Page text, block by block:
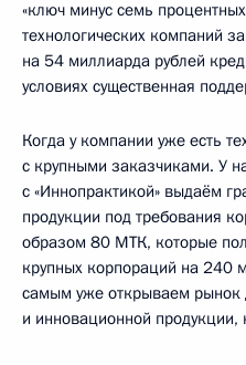
«ключ минус семь
технологических компаний
на 54 миллиарда рублей
условиях существенная
Когда у компании уже есть
с крупными заказчиками. У
с «Иннопрактикой» выдаём
продукции под требования
образом 80 МТК, которые
крупных корпораций на 240
самым уже открываем рынок
и инновационной продукции,